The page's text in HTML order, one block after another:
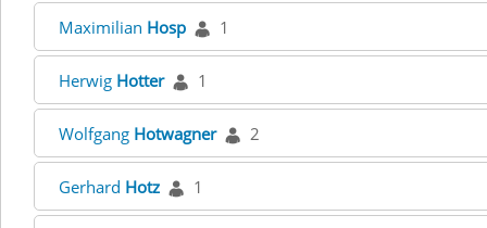
Maximilian Hosp 1
Herwig Hotter 1
Wolfgang Hotwagner 2
Gerhard Hotz 1